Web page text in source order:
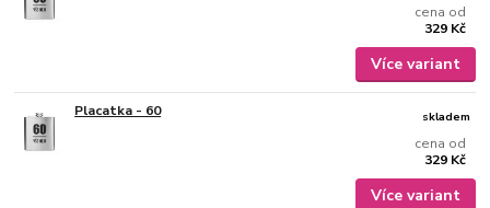
cena od
329 Kč
Více variant
Placatka - 60
cena od
329 Kč
skladem
Více variant